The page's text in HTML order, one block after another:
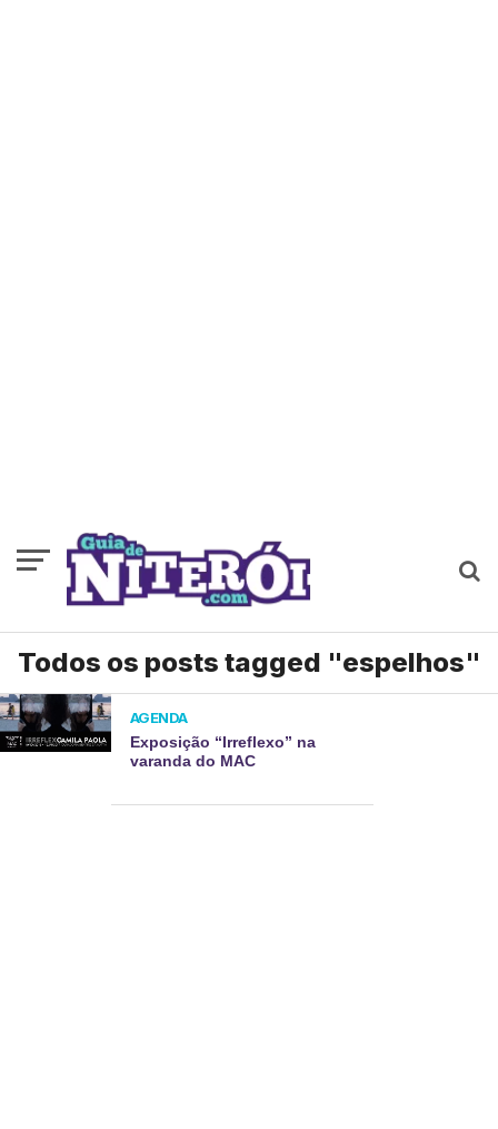
Todos os posts tagged "espelhos"
AGENDA
Exposição “Irreflexo” na
varanda do MAC